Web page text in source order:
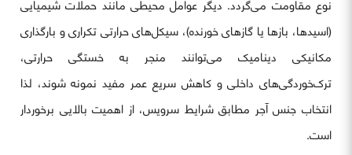
نوع مقاومت می‌گردد. دیگر عوامل محیطی مانند حملات شیمیایی
(اسیدها، بازها یا گازهای خورنده)، سیکل‌های حرارتی تکراری و بارگذاری
مکانیکی دینامیک می‌توانند منجر به خستگی حرارتی،
ترک‌خوردگی‌های داخلی و کاهش سریع عمر مفید نمونه شوند، لذا
انتخاب جنس آجر مطابق شرایط سرویس، از اهمیت بالایی برخوردار
است.